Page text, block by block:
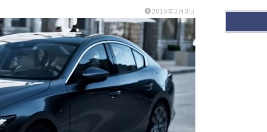
2019年3月3日